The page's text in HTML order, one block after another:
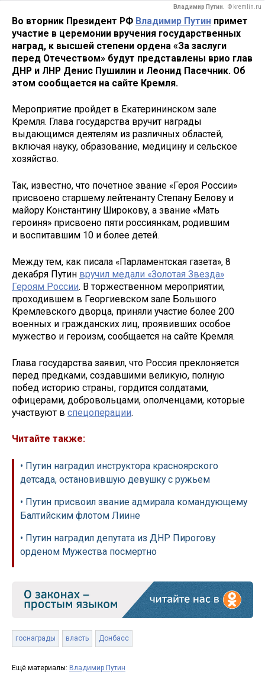
Владимир Путин. © kremlin.ru
Во вторник Президент РФ Владимир Путин примет
участие в церемонии вручения государственных
наград, к высшей степени ордена «За заслуги
перед Отечеством» будут представлены врио глав
ДНР и ЛНР Денис Пушилин и Леонид Пасечник. Об
этом сообщается на сайте Кремля.
Мероприятие пройдет в Екатерининском зале
Кремля. Глава государства вручит награды
выдающимся деятелям из различных областей,
включая науку, образование, медицину и сельское
хозяйство.
Так, известно, что почетное звание «Героя России»
присвоено старшему лейтенанту Степану Белову и
майору Константину Широкову, а звание «Мать
героиня» присвоено пяти россиянкам, родившим
и воспитавшим 10 и более детей.
Между тем, как писала «Парламентская газета», 8
декабря Путин вручил медали «Золотая Звезда»
Героям России. В торжественном мероприятии,
проходившем в Георгиевском зале Большого
Кремлевского дворца, приняли участие более 200
военных и гражданских лиц, проявивших особое
мужество и героизм, сообщается на сайте Кремля.
Глава государства заявил, что Россия преклоняется
перед предками, создавшими великую, полную
побед историю страны, гордится солдатами,
офицерами, добровольцами, ополченцами, которые
участвуют в спецоперации.
Читайте также:
• Путин наградил инструктора красноярского
детсада, остановившую девушку с ружьем
• Путин присвоил звание адмирала командующему
Балтийским флотом Лиине
• Путин наградил депутата из ДНР Пирогову
орденом Мужества посмертно
госнаграды власть Донбасс
Ещё материалы: Владимир Путин